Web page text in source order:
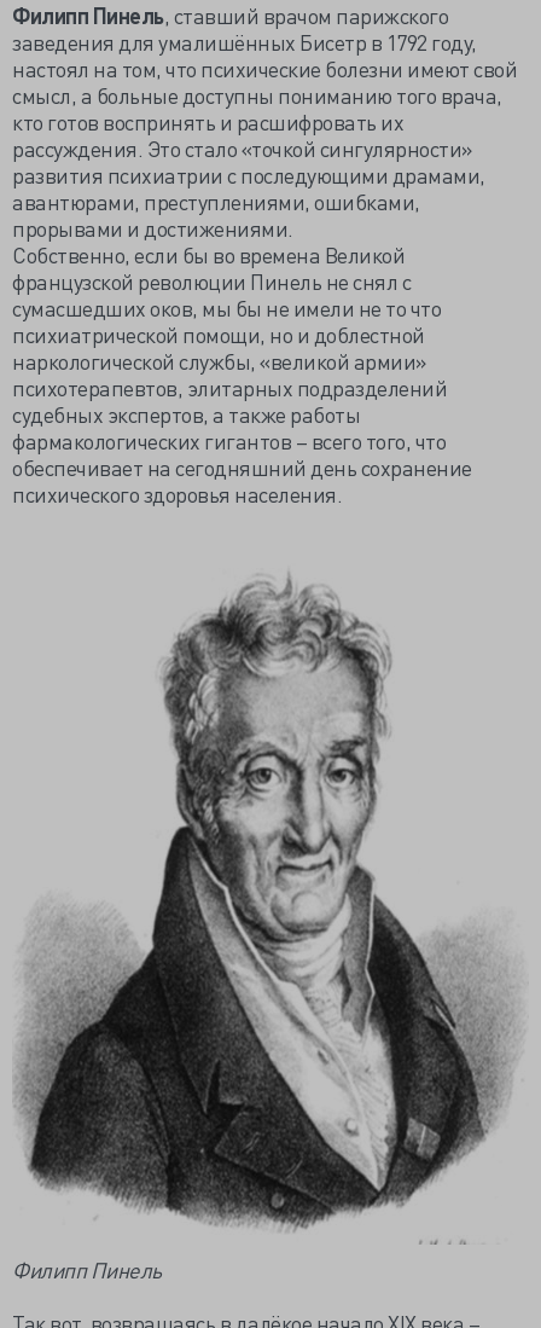
Филипп Пинель, ставший врачом парижского
заведения для умалишённых Бисетр в 1792 году,
настоял на том, что психические болезни имеют свой
смысл, а больные доступны пониманию того врача,
кто готов воспринять и расшифровать их
рассуждения. Это стало «точкой сингулярности»
развития психиатрии с последующими драмами,
авантюрами, преступлениями, ошибками,
прорывами и достижениями.
Собственно, если бы во времена Великой
французской революции Пинель не снял с
сумасшедших оков, мы бы не имели не то что
психиатрической помощи, но и доблестной
наркологической службы, «великой армии»
психотерапевтов, элитарных подразделений
судебных экспертов, а также работы
фармакологических гигантов – всего того, что
обеспечивает на сегодняшний день сохранение
психического здоровья населения.
Филипп Пинель